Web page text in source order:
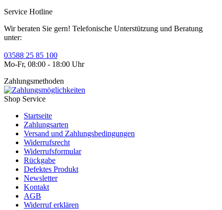
Service Hotline
Wir beraten Sie gern! Telefonische Unterstützung und Beratung
unter:
03588 25 85 100
Mo-Fr, 08:00 - 18:00 Uhr
Zahlungsmethoden
Shop Service
Startseite
Zahlungsarten
Versand und Zahlungsbedingungen
Widerrufsrecht
Widerrufsformular
Rückgabe
Defektes Produkt
Newsletter
Kontakt
AGB
Widerruf erklären